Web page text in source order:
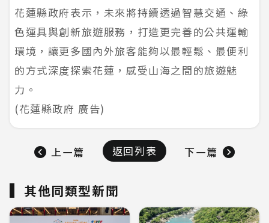
花蓮縣政府表示，未來將持續透過智慧交通、綠
色運具與創新旅遊服務，打造更完善的公共運輸
環境，讓更多國內外旅客能夠以最輕鬆、最便利
的方式深度探索花蓮，感受山海之間的旅遊魅
力。
(花蓮縣政府 廣告)
上一篇 返回列表 下一篇
其他同類型新聞